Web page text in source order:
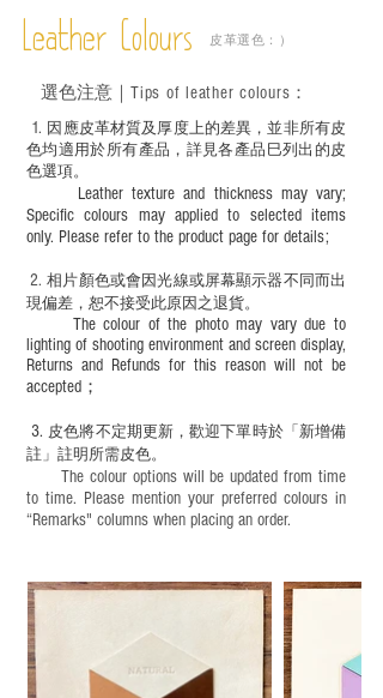
成後定期在皮面塗上皮革專用清潔劑及貂
鼠油等；
適合六歲以下兒童使用；六至十二歲兒童
必須由成年人陪同下使用並應小心處理。
Leather Colours 皮革選色：）
1. ​ 因應皮革材質及厚度上的差異，並非所有皮
色均適用於所有產品，詳見各產品巳列出的皮
色選項。
Leather texture and thickness may vary;
Specific colours may applied to selected items
only. Please refer to the product page for details;
​2.相片顏色或會因光線或屏幕顯示器不同而出
現偏差，恕不接受此原因之退貨。
The colour of the photo may vary due to
lighting of shooting environment and screen display,
Returns and Refunds for this reason will not be
accepted；
3. 皮色將不定期更新，歡迎下單時於「新增備
註」註明 所需皮色。
The colour options will be updated from time
to time. Please mention your preferred colours in
“Remarks" columns when placing an order.
選色注意｜ Tips of leather colours ：